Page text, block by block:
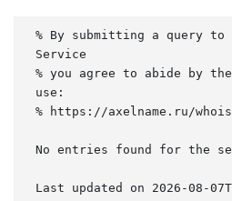
% By submitting a query to
Service
% you agree to abide by
use:
% https://axelname.ru/
No entries found for the
Last updated on 2026-08-